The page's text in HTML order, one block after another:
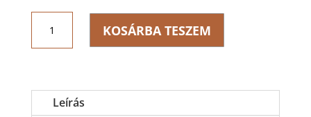
S370A17
Emelő
KOSÁRBA TESZEM
Leírás